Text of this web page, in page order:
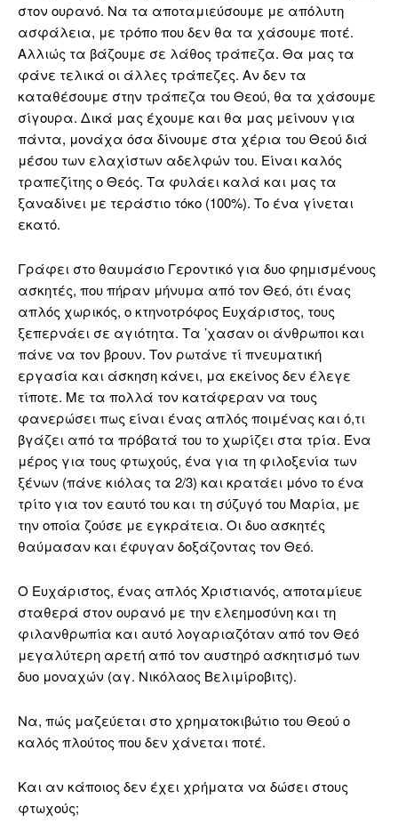
στον ουρανό. Να τα αποταμιεύσουμε με απόλυτη
ασφάλεια, με τρόπο που δεν θα τα χάσουμε ποτέ.
Αλλιώς τα βάζουμε σε λάθος τράπεζα. Θα μας τα
φάνε τελικά οι άλλες τράπεζες. Αν δεν τα
καταθέσουμε στην τράπεζα του Θεού, θα τα χάσουμε
σίγουρα. Δικά μας έχουμε και θα μας μείνουν για
πάντα, μονάχα όσα δίνουμε στα χέρια του Θεού διά
μέσου των ελαχίστων αδελφών του. Είναι καλός
τραπεζίτης ο Θεός. Τα φυλάει καλά και μας τα
ξαναδίνει με τεράστιο τόκο (100%). Το ένα γίνεται
εκατό.
Γράφει στο θαυμάσιο Γεροντικό για δυο φημισμένους
ασκητές, που πήραν μήνυμα από τον Θεό, ότι ένας
απλός χωρικός, ο κτηνοτρόφος Ευχάριστος, τους
ξεπερνάει σε αγιότητα. Τα ’χασαν οι άνθρωποι και
πάνε να τον βρουν. Τον ρωτάνε τί πνευματική
εργασία και άσκηση κάνει, μα εκείνος δεν έλεγε
τίποτε. Με τα πολλά τον κατάφεραν να τους
φανερώσει πως είναι ένας απλός ποιμένας και ό,τι
βγάζει από τα πρόβατά του το χωρίζει στα τρία. Ένα
μέρος για τους φτωχούς, ένα για τη φιλοξενία των
ξένων (πάνε κιόλας τα 2/3) και κρατάει μόνο το ένα
τρίτο για τον εαυτό του και τη σύζυγό του Μαρία, με
την οποία ζούσε με εγκράτεια. Οι δυο ασκητές
θαύμασαν και έφυγαν δοξάζοντας τον Θεό.
Ο Ευχάριστος, ένας απλός Χριστιανός, αποταμίευε
σταθερά στον ουρανό με την ελεημοσύνη και τη
φιλανθρωπία και αυτό λογαριαζόταν από τον Θεό
μεγαλύτερη αρετή από τον αυστηρό ασκητισμό των
δυο μοναχών (αγ. Νικόλαος Βελιμίροβιτς).
Να, πώς μαζεύεται στο χρηματοκιβώτιο του Θεού ο
καλός πλούτος που δεν χάνεται ποτέ.
Και αν κάποιος δεν έχει χρήματα να δώσει στους
φτωχούς;